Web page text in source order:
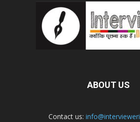
ABOUT US
Contact us: